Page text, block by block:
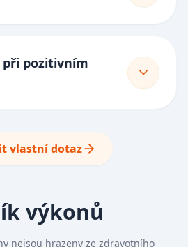
při pozitivním
vlastní dotaz
výkonů
nejsou hrazeny ze zdravotního